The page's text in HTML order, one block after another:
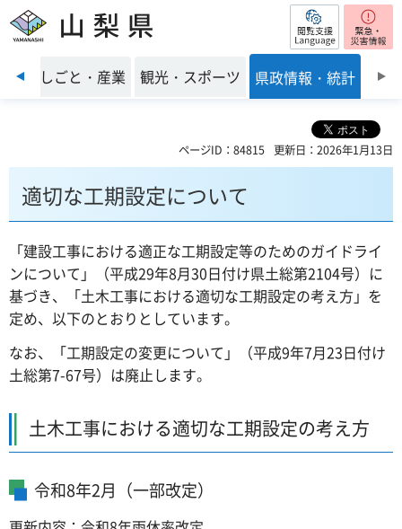
山梨県 閲覧支援
前のスライドを表示
境 しごと・産業 観光・スポーツ 県政情報・統計
ページID：84815 更新日：2026年1月13日
適切な工期設定について
「建設工事における適正な工期設定等のためのガイドライ
ンについて」（平成29年8月30日付け県土総第2104号）に
基づき、「土木工事における適切な工期設定の考え方」を
定め、以下のとおりとしています。
なお、「工期設定の変更について」（平成9年7月23日付け
土総第7-67号）は廃止します。
土木工事における適切な工期設定の考え方
令和8年2月（一部改定）